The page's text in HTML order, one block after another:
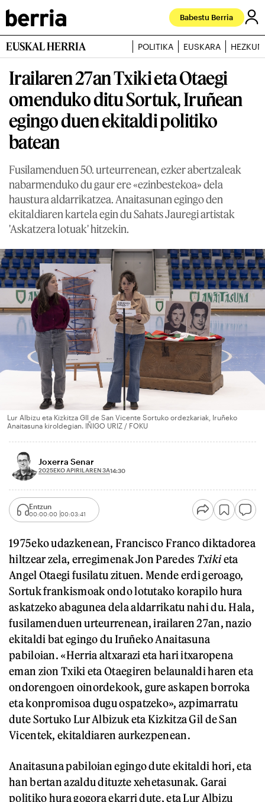
Babestu Berria
EUSKAL HERRIA POLITIKA EUSKARA
Irailaren 27an Txiki eta Otaegi
omenduko ditu Sortuk, Iruñean
egingo duen ekitaldi politiko
batean
Fusilamenduen 50. urteurrenean, ezker abertzaleak
nabarmenduko du gaur ere «ezinbestekoa» dela
haustura aldarrikatzea. Anaitasunan egingo den
ekitaldiaren kartela egin du Sahats Jauregi artistak
'Askatzera lotuak' hitzekin.
Lur Albizu eta Kizkitza GIl de San Vicente Sortuko ordezkariak, Iruñeko
Anaitasuna kiroldegian. IÑIGO URIZ / FOKU
Joxerra Senar
2025EKO APIRILAREN 3A14:30
Entzun
00:00:00 00:03:41
1975eko udazkenean, Francisco Franco diktadorea
hiltzear zela, erregimenak Jon Paredes Txikieta
Angel Otaegi fusilatu zituen. Mende erdi geroago,
Sortuk frankismoak ondo lotutako korapilo hura
askatzeko abagunea dela aldarrikatu nahi du. Hala,
fusilamenduen urteurrenean, irailaren 27an, nazio
ekitaldi bat egingo du Iruñeko Anaitasuna
pabiloian. «Herria altxarazi eta hari itxaropena
eman zion Txiki eta Otaegiren belaunaldi haren eta
ondorengoen oinordekook, gure askapen borroka
eta konpromisoa dugu ospatzeko», azpimarratu
dute Sortuko Lur Albizuk eta Kizkitza Gil de San
Vicentek, ekitaldiaren aurkezpenean.
Anaitasuna pabiloian egingo dute ekitaldi hori, eta
han bertan azaldu dituzte xehetasunak. Garai
politiko hura gogora ekarri dute, eta Lur Albizu